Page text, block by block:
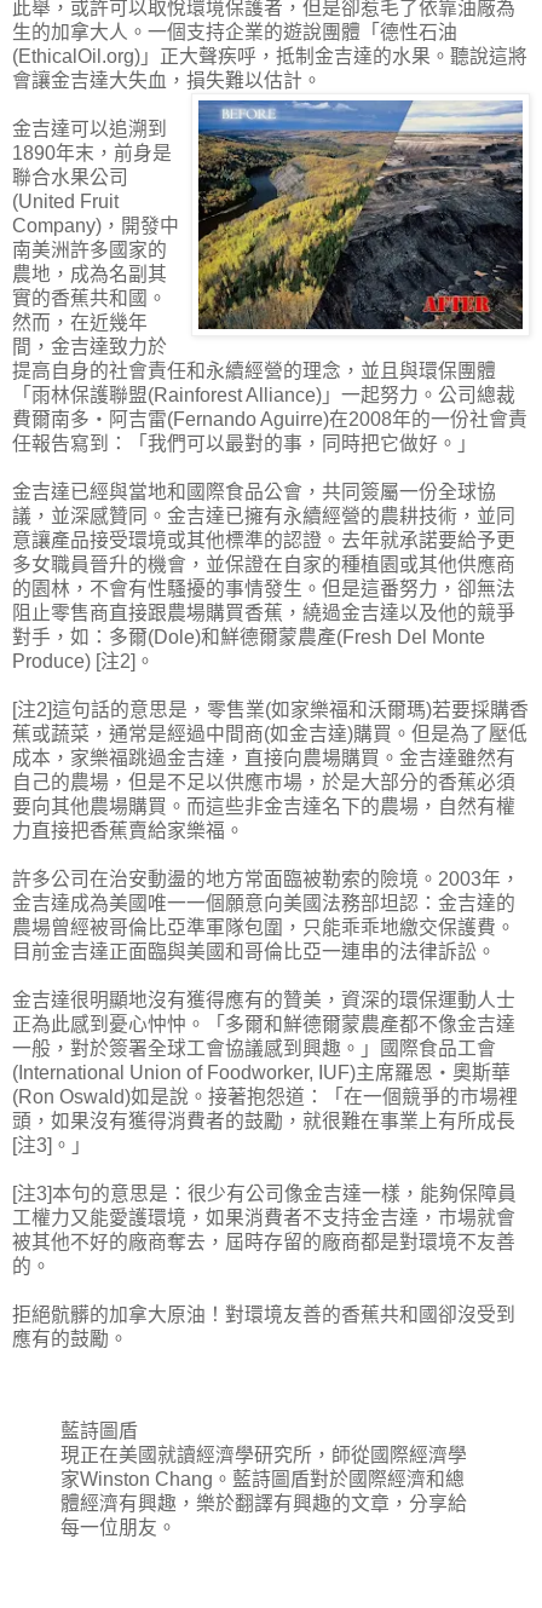
此舉，或許可以取悅環境保護者，但是卻惹毛了依靠油廠為
生的加拿大人。一個支持企業的遊說團體「德性石油
(EthicalOil.org)」正大聲疾呼，抵制金吉達的水果。聽說這將
會讓金吉達大失血，損失難以估計。
金吉達可以追溯到
1890年末，前身是
聯合水果公司
(United Fruit
Company)，開發中
南美洲許多國家的
農地，成為名副其
實的香蕉共和國。
然而，在近幾年
間，金吉達致力於
提高自身的社會責任和永續經營的理念，並且與環保團體
「雨林保護聯盟(Rainforest Alliance)」一起努力。公司總裁
費爾南多‧阿吉雷(Fernando Aguirre)在2008年的一份社會責
任報告寫到：「我們可以最對的事，同時把它做好。」
金吉達已經與當地和國際食品公會，共同簽屬一份全球協
議，並深感贊同。金吉達已擁有永續經營的農耕技術，並同
意讓產品接受環境或其他標準的認證。去年就承諾要給予更
多女職員晉升的機會，並保證在自家的種植園或其他供應商
的園林，不會有性騷擾的事情發生。但是這番努力，卻無法
阻止零售商直接跟農場購買香蕉，繞過金吉達以及他的競爭
對手，如：多爾(Dole)和鮮德爾蒙農產(Fresh Del Monte
Produce) [注2]。
[注2]這句話的意思是，零售業(如家樂福和沃爾瑪)若要採購香
蕉或蔬菜，通常是經過中間商(如金吉達)購買。但是為了壓低
成本，家樂福跳過金吉達，直接向農場購買。金吉達雖然有
自己的農場，但是不足以供應市場，於是大部分的香蕉必須
要向其他農場購買。而這些非金吉達名下的農場，自然有權
力直接把香蕉賣給家樂福。
許多公司在治安動盪的地方常面臨被勒索的險境。2003年，
金吉達成為美國唯一一個願意向美國法務部坦認：金吉達的
農場曾經被哥倫比亞準軍隊包圍，只能乖乖地繳交保護費。
目前金吉達正面臨與美國和哥倫比亞一連串的法律訴訟。
金吉達很明顯地沒有獲得應有的贊美，資深的環保運動人士
正為此感到憂心忡忡。「多爾和鮮德爾蒙農產都不像金吉達
一般，對於簽署全球工會協議感到興趣。」國際食品工會
(International Union of Foodworker, IUF)主席羅恩‧奧斯華
(Ron Oswald)如是說。接著抱怨道：「在一個競爭的市場裡
頭，如果沒有獲得消費者的鼓勵，就很難在事業上有所成長
[注3]。」
[注3]本句的意思是：很少有公司像金吉達一樣，能夠保障員
工權力又能愛護環境，如果消費者不支持金吉達，市場就會
被其他不好的廠商奪去，屆時存留的廠商都是對環境不友善
的。
拒絕骯髒的加拿大原油！對環境友善的香蕉共和國卻沒受到
應有的鼓勵。
藍詩圖盾
現正在美國就讀經濟學研究所，師從國際經濟學
家Winston Chang。藍詩圖盾對於國際經濟和總
體經濟有興趣，樂於翻譯有興趣的文章，分享給
每一位朋友。